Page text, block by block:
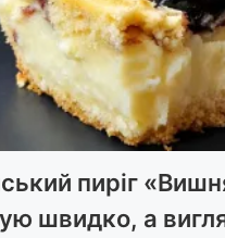
пиріг
швидко, а